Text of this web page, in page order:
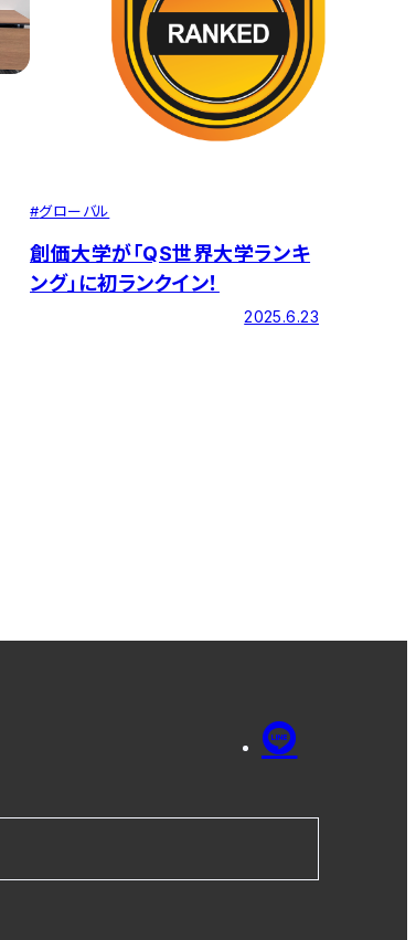
#グローバル
創価大学が「QS世界大学ランキ
ング」に初ランクイン！
2025.6.23